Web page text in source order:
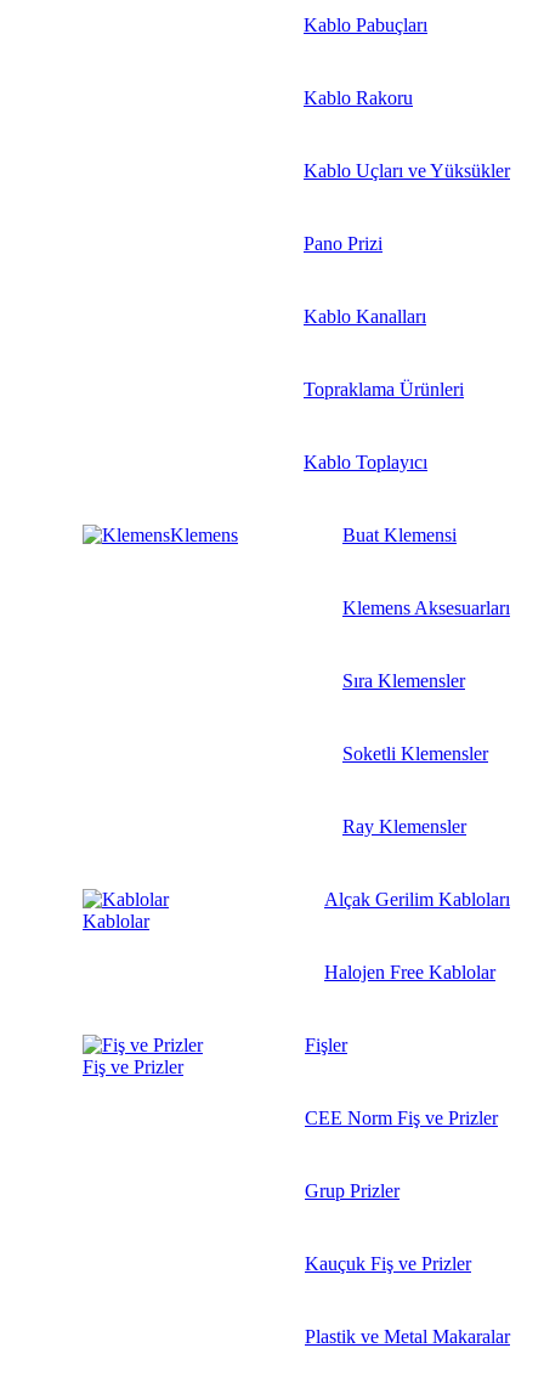
Kablo Pabuçları
Kablo Rakoru
Kablo Uçları ve Yüksükler
Pano Prizi
Kablo Kanalları
Topraklama Ürünleri
Kablo Toplayıcı
Klemens Buat Klemensi
Klemens Aksesuarları
Sıra Klemensler
Soketli Klemensler
Ray Klemensler
Kablolar
Alçak Gerilim Kabloları
Halojen Free Kablolar
Fiş ve Prizler
Fişler
CEE Norm Fiş ve Prizler
Grup Prizler
Kauçuk Fiş ve Prizler
Plastik ve Metal Makaralar